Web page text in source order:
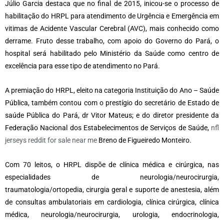
Júlio Garcia destaca que no final de 2015, inicou-se o processo de
habilitação do HRPL para atendimento de Urgência e Emergência em
vitimas de Acidente Vascular Cerebral (AVC), mais conhecido como
derrame. Fruto desse trabalho, com apoio do Governo do Pará, o
hospital será habilitado pelo Ministério da Saúde como centro de
excelência para esse tipo de atendimento no Pará.
A premiação do HRPL, eleito na categoria Instituição do Ano – Saúde
Pública, também contou com o prestígio do secretário de Estado de
saúde Pública do Pará, dr Vitor Mateus; e do diretor presidente da
Federação Nacional dos Estabelecimentos de Serviços de Saúde, nfl
jerseys reddit for sale near me Breno de Figueiredo Monteiro.
Com 70 leitos, o HRPL dispõe de clínica médica e cirúrgica, nas
especialidades de neurologia/neurocirurgia,
traumatologia/ortopedia, cirurgia geral e suporte de anestesia, além
de consultas ambulatoriais em cardiologia, clínica cirúrgica, clínica
médica, neurologia/neurocirurgia, urologia, endocrinologia,